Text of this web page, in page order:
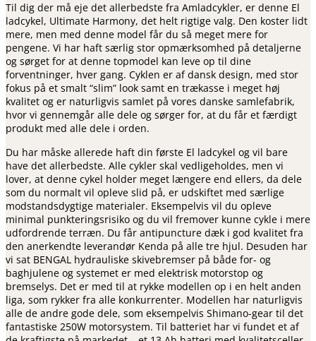
Til dig der må eje det allerbedste fra Amladcykler, er denne El
ladcykel, Ultimate Harmony, det helt rigtige valg. Den koster lidt
mere, men med denne model får du så meget mere for
pengene. Vi har haft særlig stor opmærksomhed på detaljerne
og sørget for at denne topmodel kan leve op til dine
forventninger, hver gang. Cyklen er af dansk design, med stor
fokus på et smalt “slim” look samt en trækasse i meget høj
kvalitet og er naturligvis samlet på vores danske samlefabrik,
hvor vi gennemgår alle dele og sørger for, at du får et færdigt
produkt med alle dele i orden.
Du har måske allerede haft din første El ladcykel og vil bare
have det allerbedste. Alle cykler skal vedligeholdes, men vi
lover, at denne cykel holder meget længere end ellers, da dele
som du normalt vil opleve slid på, er udskiftet med særlige
modstandsdygtige materialer. Eksempelvis vil du opleve
minimal punkteringsrisiko og du vil fremover kunne cykle i mere
udfordrende terræn. Du får antipuncture dæk i god kvalitet fra
den anerkendte leverandør Kenda på alle tre hjul. Desuden har
vi sat BENGAL hydrauliske skivebremser på både for- og
baghjulene og systemet er med elektrisk motorstop og
bremselys. Det er med til at rykke modellen op i en helt anden
liga, som rykker fra alle konkurrenter. Modellen har naturligvis
alle de andre gode dele, som eksempelvis Shimano-gear til det
fantastiske 250W motorsystem. Til batteriet har vi fundet et af